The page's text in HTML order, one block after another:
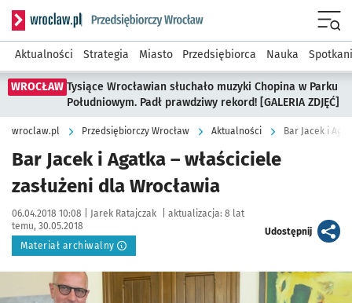
Serwis informacyjny wroclaw.pl podserwis: Strategia
Aktualności Strategia Miasto Przedsiębiorca Nauka
WROCŁAW Tysiące Wrocławian słuchało muzyki Chopina w Parku
Południowym. Padł prawdziwy rekord! [GALERIA ZDJĘĆ]
wroclaw.pl Przedsiębiorczy Wrocław Aktualności Bar Jacek i
Bar Jacek i Agatka – właściciele
zasłużeni dla Wrocławia
Data publikacji:
06.04.2018 10:08 | Autor:
Jarek Ratajczak aktualizacja: 8 lat
temu, 30.05.2018
Materiał archiwalny
Udostępnijartykuł
Kliknij, aby powiększyć